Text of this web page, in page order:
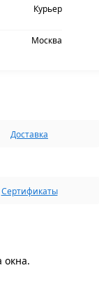
Курьер
Москва
Доставка
Сертификаты
окна.